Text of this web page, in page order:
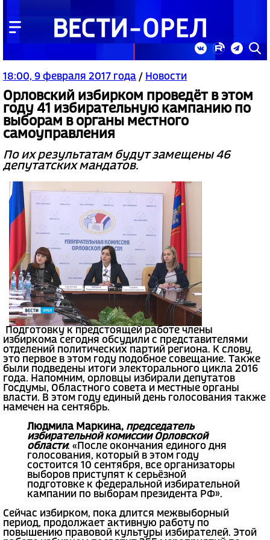
18:00, 9 февраля 2017 года / Новости
Орловский избирком проведёт в этом
году 41 избирательную кампанию по
выборам в органы местного
самоуправления
По их результатам будут замещены 46
депутатских мандатов.
Подготовку к предстоящей работе члены
избиркома сегодня обсудили с представителями
отделений политических партий региона. К слову,
это первое в этом году подобное совещание. Также
были подведены итоги электорального цикла 2016
года. Напомним, орловцы избирали депутатов
Госдумы, Областного совета и местные органы
власти. В этом году единый день голосования также
намечен на сентябрь.
Людмила Маркина, председатель
избирательной комиссии Орловской
области: «После окончания единого дня
голосования, который в этом году
состоится 10 сентября, все организаторы
выборов приступят к серьёзной
подготовке к федеральной избирательной
кампании по выборам президента РФ».
Сейчас избирком, пока длится межвыборный
период, продолжает активную работу по
повышению правовой культуры избирателей. Этой